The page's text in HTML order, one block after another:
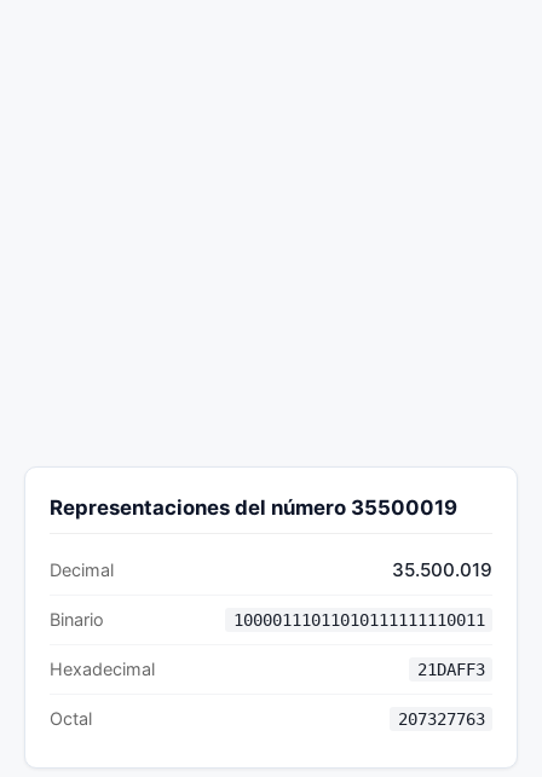
Representaciones del número 35500019
Decimal 35.500.019
Binario 10000111011010111111110011
Hexadecimal 21DAFF3
Octal 207327763